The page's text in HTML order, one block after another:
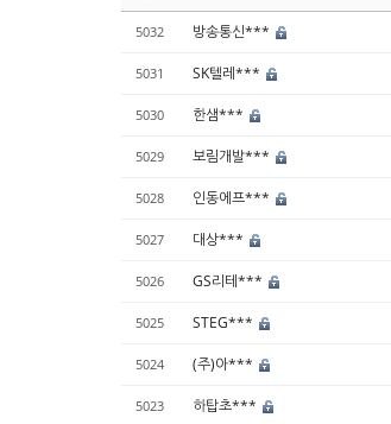
5032 방송통신***
5031 SK텔레***
5030 한샘***
5029 보림개발***
5028 인동에프***
5027 대상***
5026 GS리테***
5025 STEG***
5024 (주)아***
5023 하탑초***